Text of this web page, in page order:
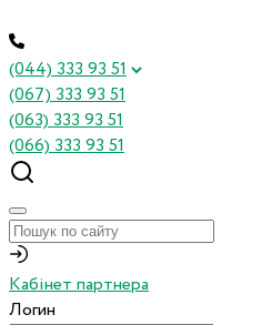
(044) 333 93 51
(067) 333 93 51
(063) 333 93 51
(066) 333 93 51
Кабінет партнера
Логин